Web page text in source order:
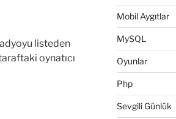
listeden
oynatıcı
Mobil Aygıtlar
MySQL
Oyunlar
Php
Sevgili Günlük